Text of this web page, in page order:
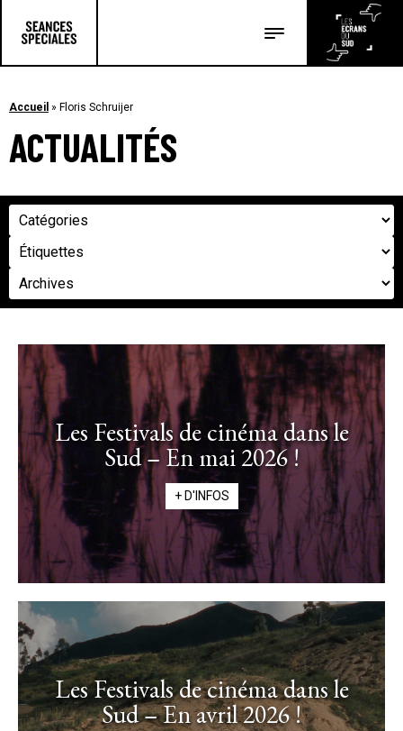
Les articles
Accueil » Floris Schruijer
ACTUALITÉS
Les Festivals de cinéma dans le
Sud – En mai 2026 !
+ D'INFOS
Les Festivals de cinéma dans le
Sud – En avril 2026 !